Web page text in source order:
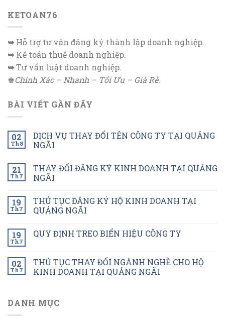
KETOAN76
➥Hỗ trợ tư vấn đăng ký thành lập doanh nghiệp.
➥Kế toán thuế doanh nghiệp.
➥Tư vấn luật doanh nghiệp.
♚Chính Xác – Nhanh – Tối Ưu – Giá Rẻ.
BÀI VIẾT GẦN ĐÂY
02
Th8
DỊCH VỤ THAY ĐỔI TÊN CÔNG TY TẠI QUẢNG
NGÃI
21
Th7
THAY ĐỔI ĐĂNG KÝ KINH DOANH TẠI QUẢNG
NGÃI
19
Th7
THỦ TỤC ĐĂNG KÝ HỘ KINH DOANH TẠI
QUẢNG NGÃI
19
Th7
QUY ĐỊNH TREO BIỂN HIỆU CÔNG TY
02
Th7
THỦ TỤC THAY ĐỔI NGÀNH NGHỀ CHO HỘ
KINH DOANH TẠI QUẢNG NGÃI
DANH MỤC